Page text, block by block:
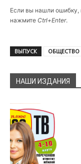
Если вы нашли ошибку,
нажмите Ctrl+Enter.
ВЫПУСК ОБЩЕСТВО
НАШИ ИЗДАНИЯ